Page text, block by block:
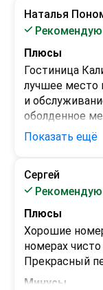
У нас был
ужин.Очень
шведский
шикарные, все
короче не
большие
Опять же
столовой, не
Уезжать не
негативные
сомнения и
спокойно и
метров.До
минут 30, что
Спасибо
вкуснейшие
Наталья
Рекомендую
Плюсы
Гостиница
лучшее место
и
оболденное
Минусы
Показать ещё
Сергей
Рекомендую
Плюсы
Хорошие
номерах
Прекрасный
Минусы